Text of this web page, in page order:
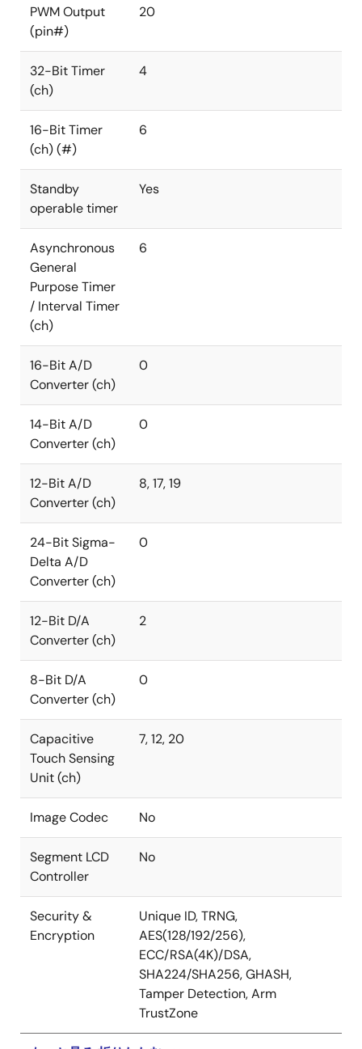
PWM Output
(pin#)
20
32-Bit Timer
(ch)
4
16-Bit Timer
(ch) (#)
6
Standby
operable timer
Yes
Asynchronous
General
Purpose Timer
/ Interval Timer
(ch)
6
16-Bit A/D
Converter (ch)
0
14-Bit A/D
Converter (ch)
0
12-Bit A/D
Converter (ch)
8, 17, 19
24-Bit Sigma-
Delta A/D
Converter (ch)
0
12-Bit D/A
Converter (ch)
2
8-Bit D/A
Converter (ch)
0
Capacitive
Touch Sensing
Unit (ch)
7, 12, 20
Image Codec No
Segment LCD
Controller
No
Security &
Encryption
Unique ID, TRNG,
AES(128/192/256),
ECC/RSA(4K)/DSA,
SHA224/SHA256, GHASH,
Tamper Detection, Arm
TrustZone